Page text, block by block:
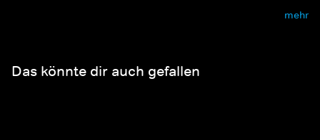
mehr
Das könnte dir auch gefallen